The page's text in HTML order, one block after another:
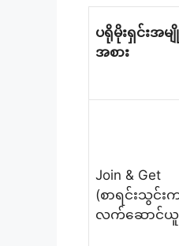
ပရိုမိုးရှင်းအမျို
အစား
Join & Get
(စာရင်းသွင်း
လက်ဆောင်ယူ